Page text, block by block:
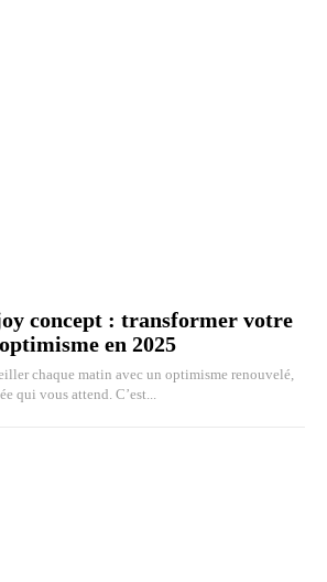
concept : transformer votre
en 2025
chaque matin avec un optimisme renouvelé,
qui vous attend. C’est...